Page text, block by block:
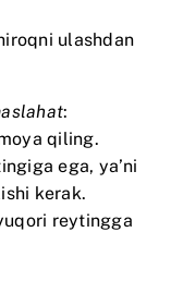
ulashdan
:
qiling.
ega, ya’ni
kerak.
reytingga